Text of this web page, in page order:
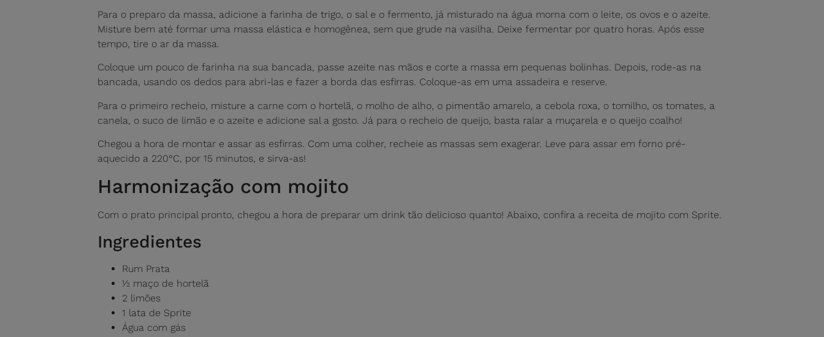
Para o preparo da massa, adicione a farinha de trigo, o sal e o fermento, já misturado na água morna com o leite, os ovos e o azeite.
Misture bem até formar uma massa elástica e homogênea, sem que grude na vasilha. Deixe fermentar por quatro horas. Após esse
tempo, tire o ar da massa.
Coloque um pouco de farinha na sua bancada, passe azeite nas mãos e corte a massa em pequenas bolinhas. Depois, rode-as na
bancada, usando os dedos para abri-las e fazer a borda das esfirras. Coloque-as em uma assadeira e reserve.
Para o primeiro recheio, misture a carne com o hortelã, o molho de alho, o pimentão amarelo, a cebola roxa, o tomilho, os tomates, a
canela, o suco de limão e o azeite e adicione sal a gosto. Já para o recheio de queijo, basta ralar a muçarela e o queijo coalho!
Chegou a hora de montar e assar as esfirras. Com uma colher, recheie as massas sem exagerar. Leve para assar em forno pré-
aquecido a 220°C, por 15 minutos, e sirva-as!
Harmonização com mojito
Com o prato principal pronto, chegou a hora de preparar um drink tão delicioso quanto! Abaixo, confira a receita de mojito com Sprite.
Ingredientes
Rum Prata
½ maço de hortelã
2 limões
1 lata de Sprite
Água com gás